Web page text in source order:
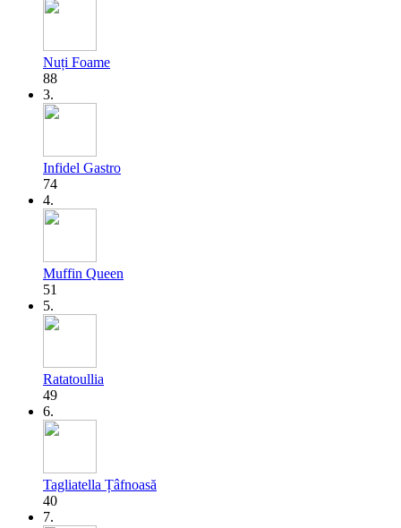
Nuți Foame
88
3.
Infidel Gastro
74
4.
Muffin Queen
51
5.
Ratatoullia
49
6.
Tagliatella Țâfnoasă
40
7.